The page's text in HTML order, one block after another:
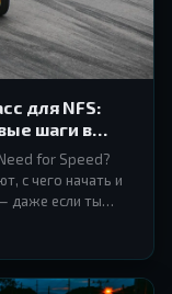
для NFS:
шаги в
for Speed?
с чего начать и
даже если ты